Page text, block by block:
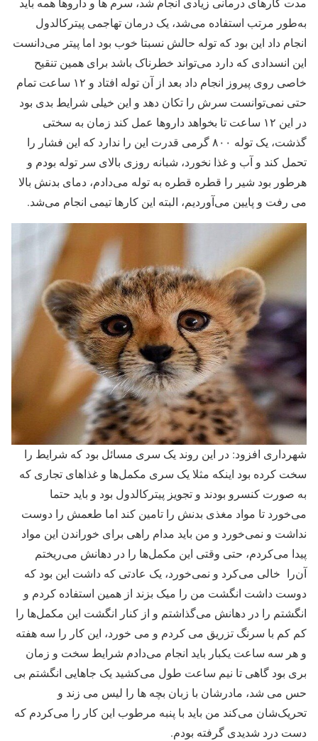
به‌طور مرتب استفاده می‌شد، یک درمان تهاجمی پیترکالدول
انجام داد این بود که توله حالش نسبتا خوب بود اما پیتر می‌دانست
این انسدادی که دارد می‌تواند خطرناک باشد برای همین تنقیح
خاصی روی پیروز انجام داد بعد از آن توله افتاد و ۱۲ ساعت تمام
حتی نمی‌توانست سرش را تکان دهد و این خیلی شرایط بدی بود
در این ۱۲ ساعت تا بخواهد داروها عمل کند زمان به سختی
گذشت، یک توله ۸۰۰ گرمی قدرت این را ندارد که این فشار را
تحمل کند و آب و غذا نخورد، شبانه روزی بالای سر توله بودم و
هرطور بود شیر را قطره قطره به توله می‌دادم، دمای بدنش بالا
می رفت و پایین می‌آوردیم، البته این کارها تیمی انجام می‌شد.
شهرداری افزود: در این روند یک سری مسائل بود که شرایط را
سخت کرده بود اینکه مثلا یک سری مکمل‌ها و غذاهای تجاری که
به صورت کنسرو بودند و تجویز پیترکالدول بود و باید حتما
می‌خورد تا مواد مغذی بدنش را تامین کند اما طعمش را دوست
نداشت و نمی‌خورد و من باید مدام راهی برای خوراندن این مواد
پیدا می‌کردم، حتی وقتی این مکمل‌ها را در دهانش می‌ریختم
آن‌را خالی می‌کرد و نمی‌خورد، یک عادتی که داشت این بود که
دوست داشت انگشت من را میک بزند از همین استفاده کردم و
انگشتم را در دهانش می‌گذاشتم و از کنار انگشت این مکمل‌ها را
کم کم با سرنگ تزریق می کردم و می خورد، این کار را سه هفته
و هر سه ساعت یکبار باید انجام می‌دادم شرایط سخت و زمان
بری بود گاهی تا نیم ساعت طول می‌کشید یک جاهایی انگشتم بی
حس می شد، مادرشان با زبان بچه ها را لیس می زند و
تحریک‌شان می‌کند من باید با پنبه مرطوب این کار را می‌کردم که
دست درد شدیدی گرفته بودم.